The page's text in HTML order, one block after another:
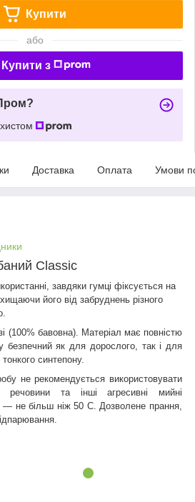
Купити
або
Купити з
Доставка Оплата Умови
Classic
завдяки гумці фіксується на
його від забруднень різного
(100% бавовна). Матеріал має повністю
безпечний як для дорослого, так і для
синтепону.
не рекомендується використовувати
речовини та інші агресивні мийні
— не більш ніж 50 С. Дозволене прання,